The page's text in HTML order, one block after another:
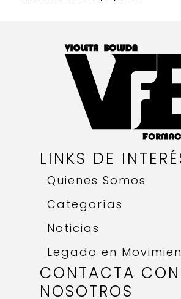
LINKS DE
Quienes Somos
Categorías
Noticias
Legado en
CONTACTA CON
NOSOTROS